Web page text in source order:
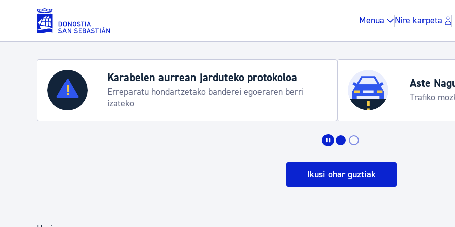
Eduki nagusira joan
Menua Nire karpeta
Zerbitzuak
Errolda eta gai pertsonalak
Gune publikoa,
Aste Nagusia 2026
Trafiko mozketak eta garraio zerbitzu bereziak
Aste Nagusia
Abuztuak 8-15
Ikusi ohar guztiak